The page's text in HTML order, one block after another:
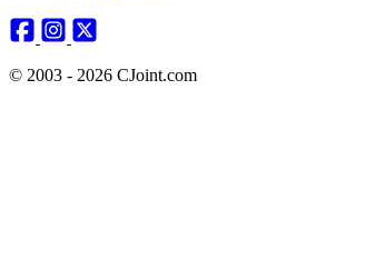
© 2003 - 2026 CJoint.com